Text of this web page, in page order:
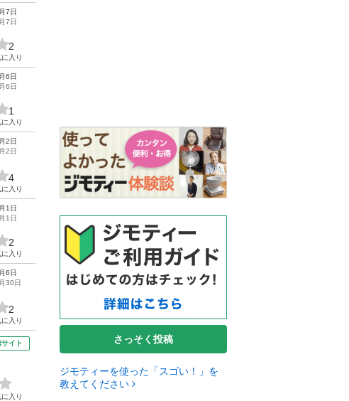
7日
7日
2
に入り
6日
6日
1
に入り
2日
2日
4
に入り
1日
1日
2
に入り
6日
30日
2
に入り
イト
に入り
さっそく投稿
ジモティーを使った「スゴい！」を
教えてください